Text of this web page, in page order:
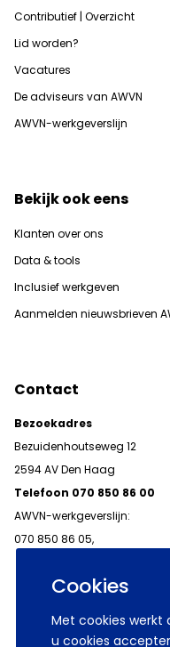
Cookies
Met cookies werkt
u cookies
Contributief | Overzicht
Lid worden?
Vacatures
De adviseurs van AWVN
AWVN-werkgeverslijn
Bekijk ook eens
Klanten over ons
Data & tools
Inclusief werkgeven
Aanmelden nieuwsbrieven
Contact
Bezoekadres
Bezuidenhoutseweg 12
2594 AV Den Haag
Telefoon 070 850 86 00
AWVN-werkgeverslijn:
070 850 86 05,
© 2026 AWVN